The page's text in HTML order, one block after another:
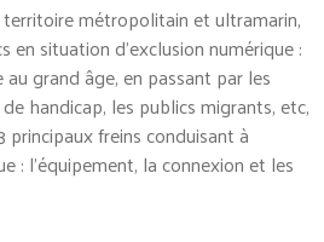
territoire métropolitain et ultramarin,
en situation d’exclusion numérique :
grand âge, en passant par les
handicap, les publics migrants, etc,
principaux freins conduisant à
: l’équipement, la connexion et les